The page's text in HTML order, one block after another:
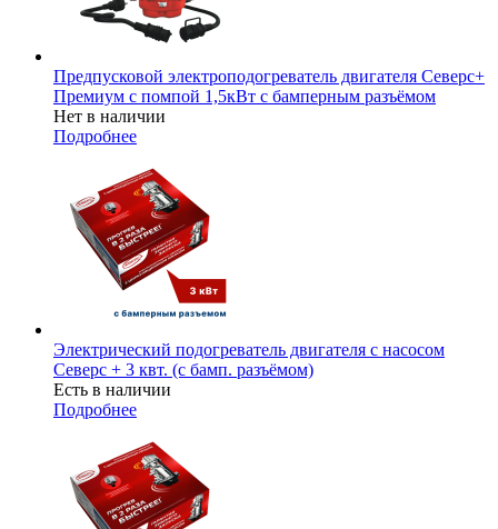
Предпусковой электроподогреватель двигателя Северс+
Премиум с помпой 1,5кВт с бамперным разъёмом
Нет в наличии
Подробнее
Электрический подогреватель двигателя с насосом
Северс + 3 квт. (с бамп. разъёмом)
Есть в наличии
Подробнее